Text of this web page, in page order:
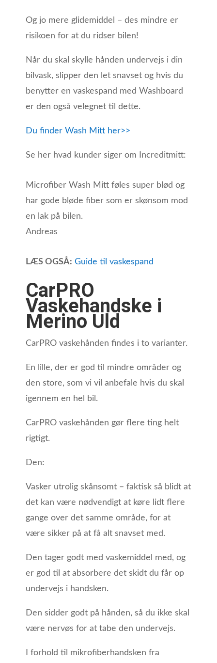
Og jo mere glidemiddel – des mindre er
risikoen for at du ridser bilen!
Når du skal skylle hånden undervejs i din
bilvask, slipper den let snavset og hvis du
benytter en vaskespand med Washboard
er den også velegnet til dette.
Du finder Wash Mitt her>>
Se her hvad kunder siger om Increditmitt:
Microfiber Wash Mitt føles super blød og
har gode bløde fiber som er skønsom mod
en lak på bilen.
Andreas
LÆS OGSÅ: Guide til vaskespand
CarPRO
Vaskehandske i
Merino Uld
CarPRO vaskehånden findes i to varianter.
En lille, der er god til mindre områder og
den store, som vi vil anbefale hvis du skal
igennem en hel bil.
CarPRO vaskehånden gør flere ting helt
rigtigt.
Den:
Vasker utrolig skånsomt – faktisk så blidt at
det kan være nødvendigt at køre lidt flere
gange over det samme område, for at
være sikker på at få alt snavset med.
Den tager godt med vaskemiddel med, og
er god til at absorbere det skidt du får op
undervejs i handsken.
Den sidder godt på hånden, så du ikke skal
være nervøs for at tabe den undervejs.
I forhold til mikrofiberhandsken fra